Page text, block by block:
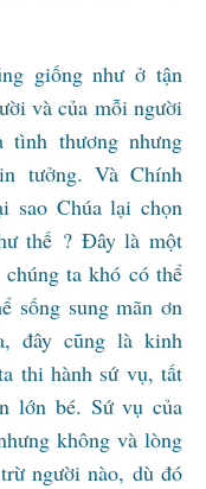
giống như ở tận
và của mỗi người
thương nhưng
tưởng. Và Chính
sao Chúa lại chọn
thế ? Đây là một
ta khó có thể
sống sung mãn ơn
đây cũng là kinh
thi hành sứ vụ, tất
lớn bé. Sứ vụ của
không và lòng
người nào, dù đó